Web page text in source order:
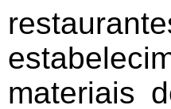
materiais